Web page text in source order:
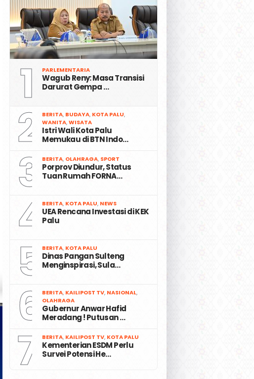
1 PARLEMENTARIA
Wagub Reny: Masa Transisi
Darurat Gempa …
2 BERITA, BUDAYA, KOTA PALU,
WANITA,WISATA
Istri Wali Kota Palu
Memukau di BTN Indo…
3 BERITA, OLAHRAGA, SPORT
Porprov Diundur, Status
Tuan Rumah FORNA…
4 BERITA, KOTA PALU, NEWS
UEA Rencana Investasi di KEK
Palu
5 BERITA, KOTA PALU
Dinas Pangan Sulteng
Menginspirasi, Sula…
6 BERITA, KAILIPOST TV, NASIONAL,
OLAHRAGA
Gubernur Anwar Hafid
Meradang ! Putusan …
7 BERITA, KAILIPOST TV, KOTA PALU
Kementerian ESDM Perlu
Survei Potensi He…